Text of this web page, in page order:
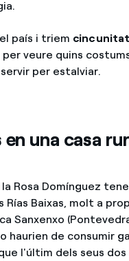
país i triem cinc
per veure quins
per estalviar.
una casa
la Rosa Domínguez
Rías Baixas, molt a
Sanxenxo
haurien de consumir
l'últim dels seus dos